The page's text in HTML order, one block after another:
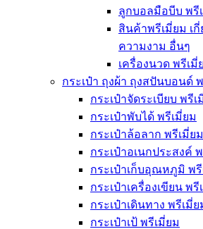
ลูกบอลมือบีบ พรี
สินค้าพรีเมี่ยม เ
ความงาม อื่นๆ
เครื่องนวด พรีเมี่
กระเป๋า ถุงผ้า ถุงสปันบอนด์
กระเป๋าจัดระเบียบ พรีเ
กระเป๋าพับได้ พรีเมี่ยม
กระเป๋าล้อลาก พรีเมี่ยม
กระเป๋าอเนกประสงค์
กระเป๋าเก็บอุณหภูมิ พรี
กระเป๋าเครื่องเขียน พรี
กระเป๋าเดินทาง พรีเมี่ย
กระเป๋าเป้ พรีเมี่ยม